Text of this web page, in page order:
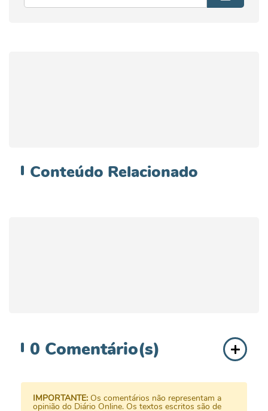
Conteúdo Relacionado
0 Comentário(s)
IMPORTANTE: Os comentários não representam a
opinião do Diário Online. Os textos escritos são de